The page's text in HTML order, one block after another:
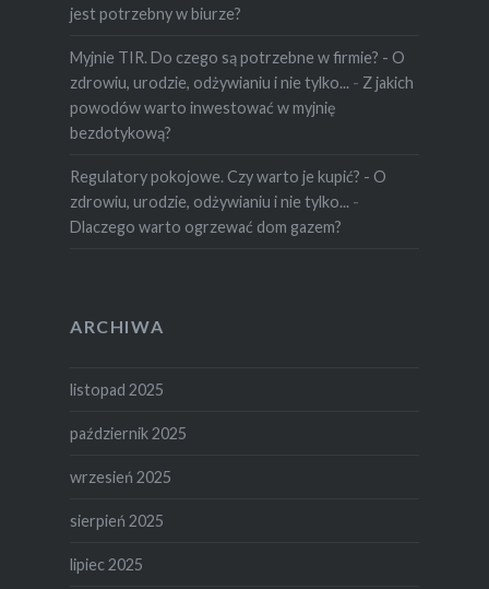
jest potrzebny w biurze?
Myjnie TIR. Do czego są potrzebne w firmie? - O
zdrowiu, urodzie, odżywianiu i nie tylko... - Z jakich
powodów warto inwestować w myjnię
bezdotykową?
Regulatory pokojowe. Czy warto je kupić? - O
zdrowiu, urodzie, odżywianiu i nie tylko... -
Dlaczego warto ogrzewać dom gazem?
ARCHIWA
listopad 2025
październik 2025
wrzesień 2025
sierpień 2025
lipiec 2025